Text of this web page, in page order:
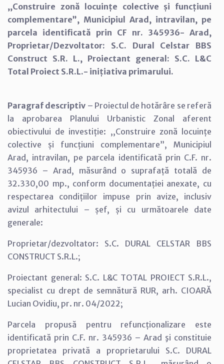
,,Construire zonă locuințe colective și funcțiuni
complementare”, Municipiul Arad, intravilan, pe
parcela identificată prin CF nr. 345936- Arad,
Proprietar/Dezvoltator: S.C. Dural Celstar BBS
Construct S.R. L., Proiectant general: S.C. L&C
Total Proiect S.R.L.- inițiativa primarului.
Paragraf descriptiv – Proiectul de hotărâre se referă
la aprobarea Planului Urbanistic Zonal aferent
obiectivului de investiție: ,,Construire zonă locuințe
colective și funcțiuni complementare”, Municipiul
Arad, intravilan, pe parcela identificată prin C.F. nr.
345936 – Arad, măsurând o suprafață totală de
32.330,00 mp., conform documentației anexate, cu
respectarea condițiilor impuse prin avize, inclusiv
avizul arhitectului – șef, și cu următoarele date
generale:
Proprietar/dezvoltator: S.C. DURAL CELSTAR BBS
CONSTRUCT S.R.L.;
Proiectant general: S.C. L&C TOTAL PROIECT S.R.L.,
specialist cu drept de semnătură RUR, arh. CIOARĂ
Lucian Ovidiu, pr. nr. 04/2022;
Parcela propusă pentru refuncționalizare este
identificată prin C.F. nr. 345936 – Arad şi constituie
proprietatea privată a proprietarului S.C. DURAL